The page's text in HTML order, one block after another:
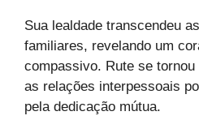
Sua lealdade transcendeu
familiares, revelando um
compassivo. Rute se
as relações interpessoais
pela dedicação mútua.